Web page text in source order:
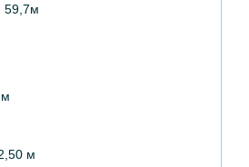
59,7м
м